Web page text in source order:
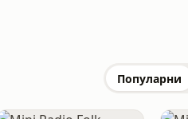
Популарни